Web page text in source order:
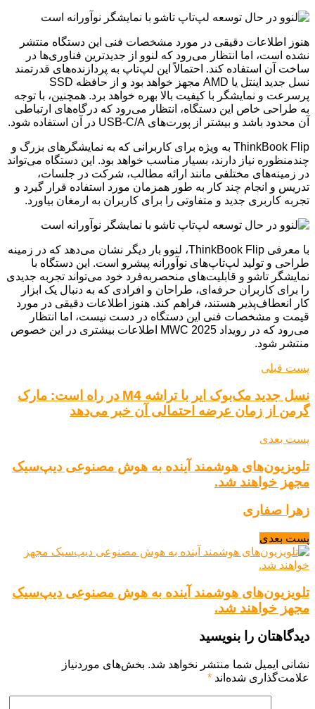
هنوز اطلاعات دقیقی در مورد مشخصات فنی این دستگاه منتشر
نشده است، اما انتظار می‌رود که لنوو از جدیدترین فناوری‌ها در
ساخت آن استفاده کند. احتمالاً این لپ‌تاپ به پردازنده‌های قدرتمند
نسل جدید اینتل یا AMD مجهز خواهد بود و از حافظه SSD
پرسرعت و نمایشگر با کیفیت بالا بهره خواهد برد. همچنین، با توجه
به طراحی خاص این دستگاه، انتظار می‌رود که درگاه‌های ارتباطی
آن محدود باشد و بیشتر از پورت‌های USB-C/A در آن استفاده شود.
ThinkBook Flip به ویژه برای کاربرانی که به نمایشگرهای بزرگ و
چندمنظوره نیاز دارند، بسیار مناسب خواهد بود. این دستگاه می‌تواند
در زمینه‌های مختلفی مانند ارائه مطالب، شرکت در جلسات،
تدریس و انجام چند کار به طور همزمان مورد استفاده قرار گیرد و
تجربه کاربری جدید و متفاوتی را برای کاربران به ارمغان بیاورد.
با معرفی ThinkBook Flip، لنوو بار دیگر نشان می‌دهد که در زمینه
طراحی و تولید لپ‌تاپ‌های نوآورانه پیشرو است. این دستگاه با
نمایشگر تاشو و قابلیت‌های منحصربه‌فرد خود می‌تواند تجربه جدیدی
را برای کاربران حرفه‌ای، طراحان و افرادی که به دنبال یک ابزار
کار انعطاف‌پذیر هستند، فراهم کند. هنوز اطلاعات دقیقی در مورد
قیمت و مشخصات فنی این دستگاه در دست نیست، اما انتظار
می‌رود که در رویداد MWC 2025 اطلاعات بیشتری در این خصوص
منتشر شود.
پست قبلی
نسل جدید مک‌بوک ایر با تراشه M4 در راه است: مارک
گرمن از زمان عرضه احتمالی آن خبر می‌دهد
پست بعدی
تلویزیون‌های هوشمند آینده به هوش مصنوعی دیپ‌سیک
مجهز خواهند شد.
زهرا صفاری
پست بعدی
تلویزیون‌های هوشمند آینده به هوش مصنوعی دیپ‌سیک
مجهز خواهند شد.
دیدگاهتان را بنویسید
نشانی ایمیل شما منتشر نخواهد شد. بخش‌های موردنیاز
علامت‌گذاری شده‌اند *